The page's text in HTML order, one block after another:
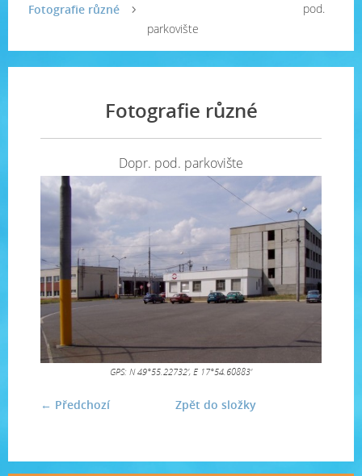
Fotografie různé
pod.
parkovište
Fotografie různé
Dopr. pod. parkovište
GPS: N 49°55.22732', E 17°54.60883'
← Předchozí Zpět do složky